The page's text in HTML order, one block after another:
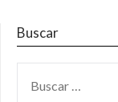
Buscar